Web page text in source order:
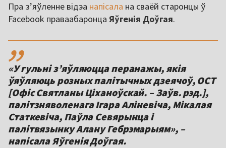
Пра з’яўленне відэа напісала на сваёй старонцы ў
Facebook праваабаронца Яўгенія Доўгая.
,,
«У гульні з’яўляюцца перанажы, якія
ўяўляюць розных палітычных дзеячоў, ОСТ
[Офіс Святланы Ціханоўскай. – Заўв. рэд.],
палітзняволенага Ігара Аліневіча, Мікалая
Статкевіча, Паўла Севярынца і
палітвязынку Алану Гебрэмарыям», –
напісала Яўгенія Доўгая.